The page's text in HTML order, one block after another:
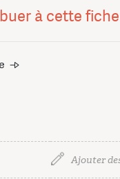
à cette
Ajouter